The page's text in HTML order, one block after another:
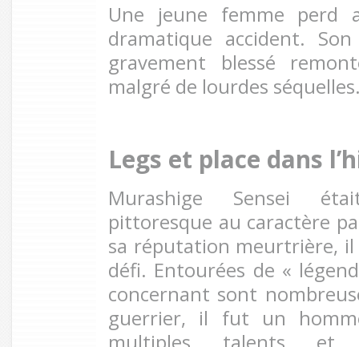
Une jeune femme perd
dramatique accident.
gravement blessé
malgré de lourdes
Legs et place dans
Murashige Sensei
pittoresque au caractère
sa réputation meurtrière,
défi. Entourées de «
concernant sont
guerrier, il fut un